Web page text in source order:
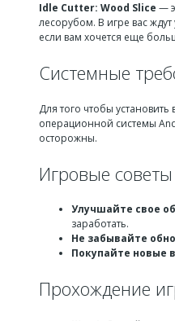
Idle Cutter: Wood Slice —
лесорубом. В игре вас
если вам хочется еще
Системные
Для того чтобы
операционной системы
осторожны.
Игровые советы
Улучшайте свое
заработать.
Не забывайте
Покупайте новые
Прохождение